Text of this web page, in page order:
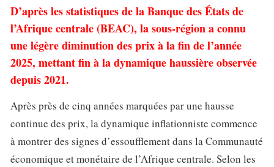
D’après les statistiques de la Banque des États de
l’Afrique centrale (BEAC), la sous-région a connu
une légère diminution des prix à la fin de l’année
2025, mettant fin à la dynamique haussière observée
depuis 2021.
Après près de cinq années marquées par une hausse
continue des prix, la dynamique inflationniste commence
à montrer des signes d’essoufflement dans la Communauté
économique et monétaire de l’Afrique centrale. Selon les